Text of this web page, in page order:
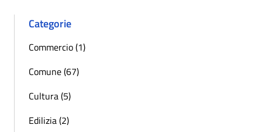
Categorie
Commercio (1)
Comune (67)
Cultura (5)
Edilizia (2)